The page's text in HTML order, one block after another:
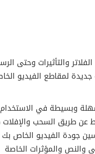
والتأثيرات وحتى
لمقاطع الفيديو
وبسيطة في
طريق السحب والإفلات
جودة الفيديو الخاص
والنص والمؤثرات الخاصة